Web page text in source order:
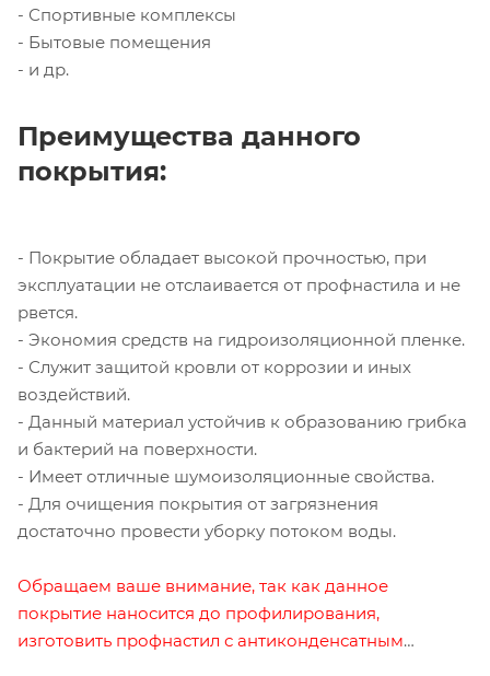
- Спортивные комплексы
- Бытовые помещения
- и др.
Преимущества данного
покрытия:
- Покрытие обладает высокой прочностью, при
эксплуатации не отслаивается от профнастила и не
рвется.
- Экономия средств на гидроизоляционной пленке.
- Служит защитой кровли от коррозии и иных
воздействий.
- Данный материал устойчив к образованию грибка
и бактерий на поверхности.
- Имеет отличные шумоизоляционные свойства.
- Для очищения покрытия от загрязнения
достаточно провести уборку потоком воды.
Обращаем ваше внимание, так как данное
покрытие наносится до профилирования,
изготовить профнастил с антиконденсатным